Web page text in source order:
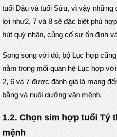
tuổi Dậu và tuổi Sửu, vì vậy những
lợi như2, 7 và 8 sẽ đặc biệt phù
hút quý nhân, củng cố sự ổn định
Song song với đó, bộ Lục hợp
nằm trong mối quan hệ Lục hợp
2, 6 và 7 được đánh giá là mang
bằng và nuôi dưỡng vận mệnh.
1.2. Chọn sim hợp tuổi Tý
mệnh